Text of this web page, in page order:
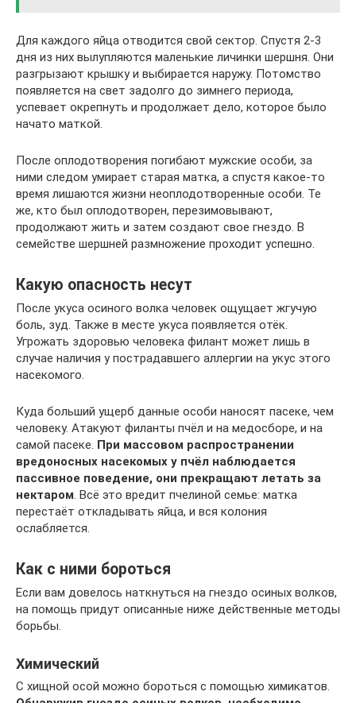
Для каждого яйца отводится свой сектор. Спустя 2-3
дня из них вылупляются маленькие личинки шершня. Они
разгрызают крышку и выбирается наружу. Потомство
появляется на свет задолго до зимнего периода,
успевает окрепнуть и продолжает дело, которое было
начато маткой.
После оплодотворения погибают мужские особи, за
ними следом умирает старая матка, а спустя какое-то
время лишаются жизни неоплодотворенные особи. Те
же, кто был оплодотворен, перезимовывают,
продолжают жить и затем создают свое гнездо. В
семействе шершней размножение проходит успешно.
Какую опасность несут
После укуса осиного волка человек ощущает жгучую
боль, зуд. Также в месте укуса появляется отёк.
Угрожать здоровью человека филант может лишь в
случае наличия у пострадавшего аллергии на укус этого
насекомого.
Куда больший ущерб данные особи наносят пасеке, чем
человеку. Атакуют филанты пчёл и на медосборе, и на
самой пасеке. При массовом распространении
вредоносных насекомых у пчёл наблюдается
пассивное поведение, они прекращают летать за
нектаром. Всё это вредит пчелиной семье: матка
перестаёт откладывать яйца, и вся колония
ослабляется.
Как с ними бороться
Если вам довелось наткнуться на гнездо осиных волков,
на помощь придут описанные ниже действенные методы
борьбы.
Химический
С хищной осой можно бороться с помощью химикатов.